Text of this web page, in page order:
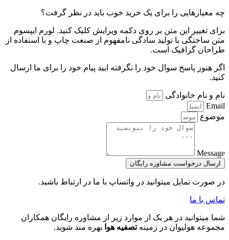
چه معیارهایی را برای یک خرید خوب باید در نظر گرفت؟
برای تغییر این متن بر روی دکمه ویرایش کلیک کنید. لورم ایپسوم
متن ساختگی با تولید سادگی نامفهوم از صنعت چاپ و با استفاده از
طراحان گرافیک است.
اگر هنوز پاسخ سوال خود را نگرفته ایید پیام خود را برای ما ارسال
کنید.
نام و نام خانوادگی
Email
موضوع
Message
ارسال درخواست مشاوره رایگان
در صورت تمایل میتوانید در واتساپ با ما در ارتباط باشید.
تماس با ما
شما میتوانید در هر یک از موارد زیر از مشاوره رایگان همکاران
مجموعه هولیوان در زمینهتصفیه هوا بهره مند شوید.